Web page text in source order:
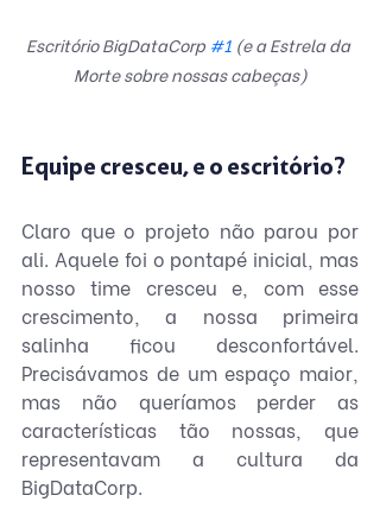
Escritório BigDataCorp #1 (e a Estrela da
Morte sobre nossas cabeças)
Equipe cresceu, e o escritório?
Claro que o projeto não parou por
ali. Aquele foi o pontapé inicial, mas
nosso time cresceu e, com esse
crescimento, a nossa primeira
salinha ficou desconfortável.
Precisávamos de um espaço maior,
mas não queríamos perder as
características tão nossas, que
representavam a cultura da
BigDataCorp.